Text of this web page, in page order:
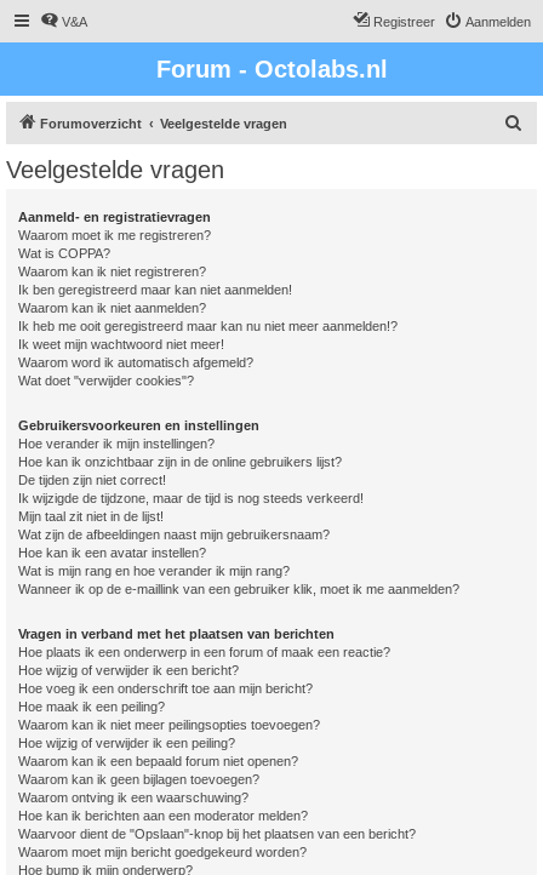
V&A Aanmelden
Registreer
Forum - Octolabs.nl
Forumoverzicht Veelgestelde vragen
Veelgestelde vragen
Aanmeld- en registratievragen
Waarom moet ik me registreren?
Wat is COPPA?
Waarom kan ik niet registreren?
Ik ben geregistreerd maar kan niet aanmelden!
Waarom kan ik niet aanmelden?
Ik heb me ooit geregistreerd maar kan nu niet meer aanmelden!?
Ik weet mijn wachtwoord niet meer!
Waarom word ik automatisch afgemeld?
Wat doet "verwijder cookies"?
Gebruikersvoorkeuren en instellingen
Hoe verander ik mijn instellingen?
Hoe kan ik onzichtbaar zijn in de online gebruikers lijst?
De tijden zijn niet correct!
Ik wijzigde de tijdzone, maar de tijd is nog steeds verkeerd!
Mijn taal zit niet in de lijst!
Wat zijn de afbeeldingen naast mijn gebruikersnaam?
Hoe kan ik een avatar instellen?
Wat is mijn rang en hoe verander ik mijn rang?
Wanneer ik op de e-maillink van een gebruiker klik, moet ik me aanmelden?
Vragen in verband met het plaatsen van berichten
Hoe plaats ik een onderwerp in een forum of maak een reactie?
Hoe wijzig of verwijder ik een bericht?
Hoe voeg ik een onderschrift toe aan mijn bericht?
Hoe maak ik een peiling?
Waarom kan ik niet meer peilingsopties toevoegen?
Hoe wijzig of verwijder ik een peiling?
Waarom kan ik een bepaald forum niet openen?
Waarom kan ik geen bijlagen toevoegen?
Waarom ontving ik een waarschuwing?
Hoe kan ik berichten aan een moderator melden?
Waarvoor dient de "Opslaan"-knop bij het plaatsen van een bericht?
Waarom moet mijn bericht goedgekeurd worden?
Hoe bump ik mijn onderwerp?